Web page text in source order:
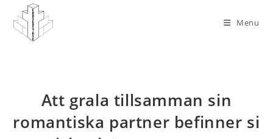
content
Menu
Att grala tillsamman sin
romantiska partner befinner si